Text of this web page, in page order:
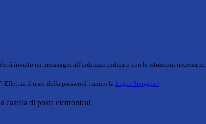
inviato un messaggio all'indirizzo indicato con le istruzioni necessarie.
Effettua il reset della password tramite la Login Spaggiari
casella di posta elettronica!